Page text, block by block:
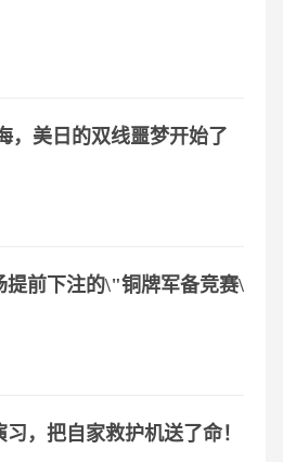
，美日的双线噩梦开始了
前下注的\"铜牌军备竞赛\"
，把自家救护机送了命！